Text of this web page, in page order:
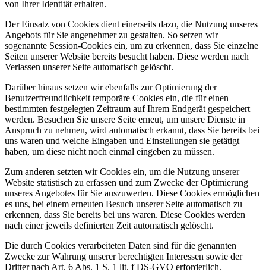
von Ihrer Identität erhalten.
Der Einsatz von Cookies dient einerseits dazu, die Nutzung unseres
Angebots für Sie angenehmer zu gestalten. So setzen wir
sogenannte Session-Cookies ein, um zu erkennen, dass Sie einzelne
Seiten unserer Website bereits besucht haben. Diese werden nach
Verlassen unserer Seite automatisch gelöscht.
Darüber hinaus setzen wir ebenfalls zur Optimierung der
Benutzerfreundlichkeit temporäre Cookies ein, die für einen
bestimmten festgelegten Zeitraum auf Ihrem Endgerät gespeichert
werden. Besuchen Sie unsere Seite erneut, um unsere Dienste in
Anspruch zu nehmen, wird automatisch erkannt, dass Sie bereits bei
uns waren und welche Eingaben und Einstellungen sie getätigt
haben, um diese nicht noch einmal eingeben zu müssen.
Zum anderen setzten wir Cookies ein, um die Nutzung unserer
Website statistisch zu erfassen und zum Zwecke der Optimierung
unseres Angebotes für Sie auszuwerten. Diese Cookies ermöglichen
es uns, bei einem erneuten Besuch unserer Seite automatisch zu
erkennen, dass Sie bereits bei uns waren. Diese Cookies werden
nach einer jeweils definierten Zeit automatisch gelöscht.
Die durch Cookies verarbeiteten Daten sind für die genannten
Zwecke zur Wahrung unserer berechtigten Interessen sowie der
Dritter nach Art. 6 Abs. 1 S. 1 lit. f DS-GVO erforderlich.